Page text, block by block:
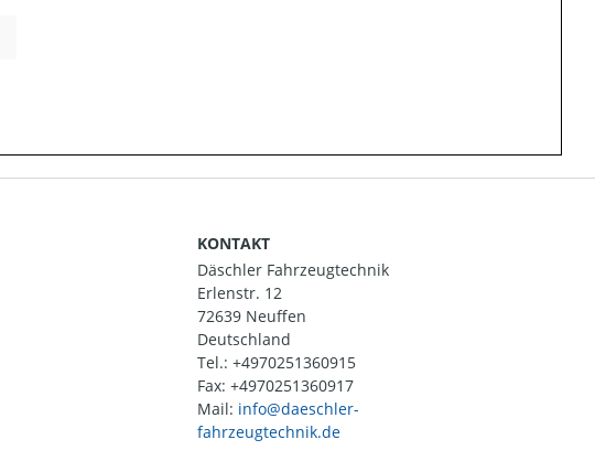
KONTAKT
Däschler Fahrzeugtechnik
Erlenstr. 12
72639 Neuffen
Deutschland
Tel.: +4970251360915
Fax: +4970251360917
Mail: